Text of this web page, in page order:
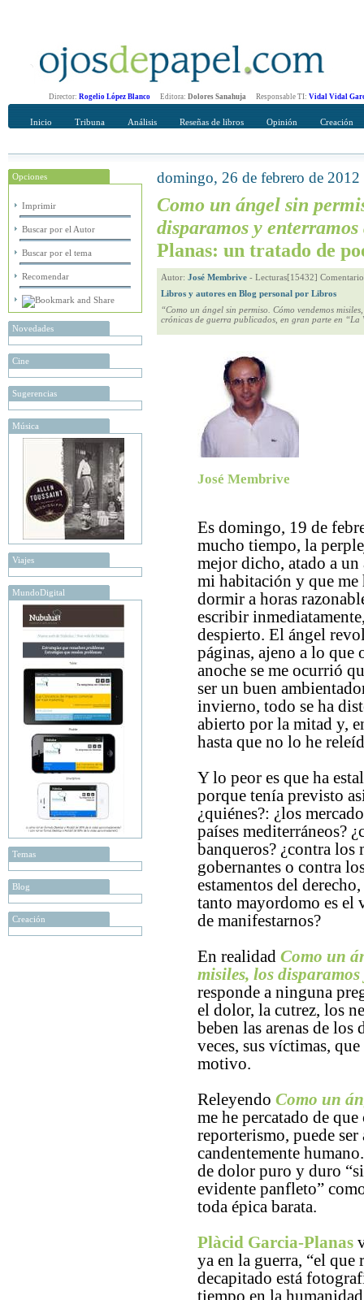
Director: Rogelio López Blanco Editora: Dolores Sanahuja Responsable TI: Vidal Vidal
Inicio Tribuna Análisis Reseñas de libros Opinión Creación
Opciones
Imprimir
Buscar por el Autor
Buscar por el tema
Recomendar
Novedades
Cine
Sugerencias
Música
Viajes
MundoDigital
Temas
Blog
Creación
Recomendar
domingo, 26 de febrero de 2012
Como un ángel sin
disparamos y
Planas: un tratado de
Autor: José Membrive - Lecturas[15432]
Libros y autores en Blog personal por Libros
“Como un ángel sin permiso. Cómo vendemos
crónicas de guerra publicados, en gran parte en
José Membrive
Es domingo, 19 de
mucho tiempo, la
mejor dicho, atado a
mi habitación y que
dormir a horas
escribir
despierto. El ángel
páginas, ajeno a lo que
anoche se me ocurrió
ser un buen
invierno, todo se ha
abierto por la mitad y,
hasta que no lo he
Y lo peor es que ha
porque tenía previsto
¿quiénes?: ¿los
países mediterráneos?
banqueros? ¿contra
gobernantes o contra
estamentos del
tanto mayordomo es el
de manifestarnos?
En realidad Como un
misiles, los
responde a ninguna
el dolor, la cutrez, los
beben las arenas de los
veces, sus víctimas,
motivo.
Releyendo Como un
me he percatado de
reporterismo, puede
candentemente
de dolor puro y duro
evidente panfleto”
toda épica barata.
Plàcid Garcia-Planas
ya en la guerra, “el
decapitado está
tiempo en la